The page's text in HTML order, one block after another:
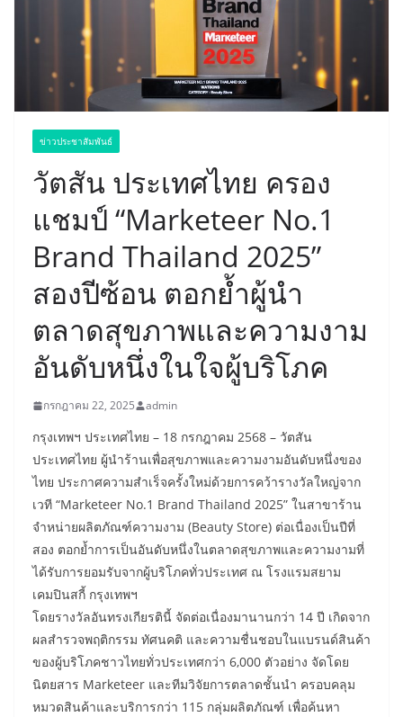
ข่าวประชาสัมพันธ์
วัตสัน ประเทศไทย ครอง
แชมป์ “Marketeer No.1
Brand Thailand 2025”
สองปีซ้อน ตอกย้ำผู้นำ
ตลาดสุขภาพและความงาม
อันดับหนึ่งในใจผู้บริโภค
กรกฎาคม 22, 2025 admin
กรุงเทพฯ ประเทศไทย – 18 กรกฎาคม 2568 – วัตสัน
ประเทศไทย ผู้นำร้านเพื่อสุขภาพและความงามอันดับหนึ่งของ
ไทย ประกาศความสำเร็จครั้งใหม่ด้วยการคว้ารางวัลใหญ่จาก
เวที “Marketeer No.1 Brand Thailand 2025” ในสาขาร้าน
จำหน่ายผลิตภัณฑ์ความงาม (Beauty Store) ต่อเนื่องเป็นปีที่
สอง ตอกย้ำการเป็นอันดับหนึ่งในตลาดสุขภาพและความงามที่
ได้รับการยอมรับจากผู้บริโภคทั่วประเทศ ณ โรงแรมสยาม
เคมปินสกี้ กรุงเทพฯ
โดยรางวัลอันทรงเกียรตินี้ จัดต่อเนื่องมานานกว่า 14 ปี เกิดจาก
ผลสำรวจพฤติกรรม ทัศนคติ และความชื่นชอบในแบรนด์สินค้า
ของผู้บริโภคชาวไทยทั่วประเทศกว่า 6,000 ตัวอย่าง จัดโดย
นิตยสาร Marketeer และทีมวิจัยการตลาดชั้นนำ ครอบคลุม
หมวดสินค้าและบริการกว่า 115 กลุ่มผลิตภัณฑ์ เพื่อค้นหา